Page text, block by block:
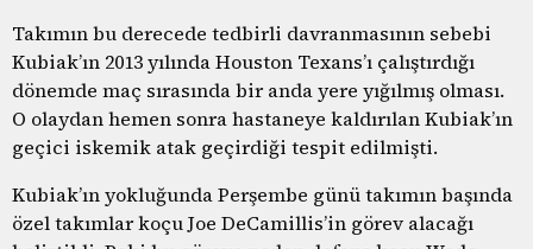
Takımın bu derecede tedbirli davranmasının sebebi
Kubiak’ın 2013 yılında Houston Texans’ı çalıştırdığı
dönemde maç sırasında bir anda yere yığılmış olması.
O olaydan hemen sonra hastaneye kaldırılan Kubiak’ın
geçici iskemik atak geçirdiği tespit edilmişti.
Kubiak’ın yokluğunda Perşembe günü takımın başında
özel takımlar koçu Joe DeCamillis’in görev alacağı